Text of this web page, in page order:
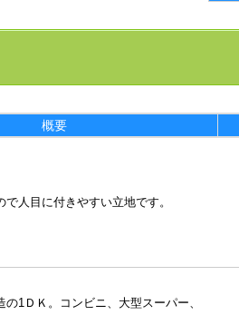
概要
人目に付きやすい立地です。
1ＤＫ。コンビニ、大型スーパー、